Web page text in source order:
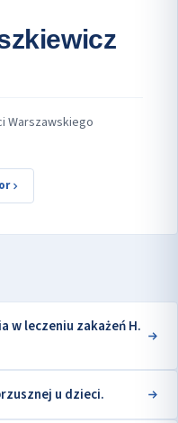
Warszawskiego
w leczeniu zakażeń H.
u dzieci.